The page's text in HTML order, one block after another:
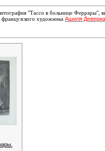
"Тассо в больнице
художника Ашиля Девериа